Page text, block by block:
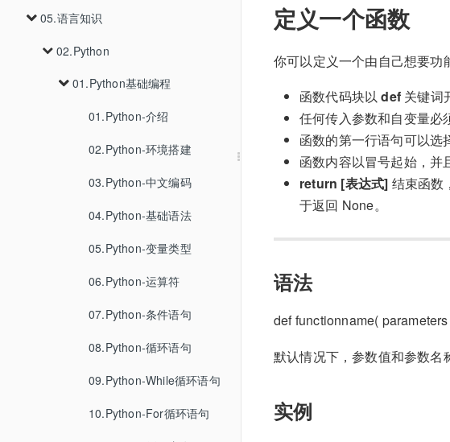
02.证书查询
03.WHOIS-IP反查查询
04.google查询
01.注入判断
02.数据库识别
03.Oracle
04.MySQL
05.PostgreSQL
06.SQLite
07.MSSQL
08.HQL
09.DB2
10.Cassandra
11.BigQuery
02.XSS注入
01.XSSInAngular
03.SSRF
01.PathScan
02.oss-put
04.内网渗透
02.kubernetes
02.容器逃逸的手法
03.k8s下的各种未授权
01.ApiServer
02.Etcd
03.Kubelet
03.k3s安装
04.Linux提权
CVE 2026 31431
01.MSF提权
05.渗透手法
01.某大学渗透测试
02.SpringBoot渗透
03.JS还原
06.免杀
01.fscan免杀
02.去特征
07.基线检查
02.Thinkphp6.0.12反序列化
04.CVE-2022-38352
01.privilege-escalation-1.6
03.Trojanpanel
04.cve
2023
01.CVE-2023-33246
02.CVE-2023-33979
01.基础审计
01.JAVA反序列化漏洞
02.ysoserial利用链
01.CC1-7
01.CC1
02.CC2
03.CC3
06.CC6
02.URLDNS
02.PHP
01.PHP代码审计基础知识
02.PHP代码审计
03.Go
01.GO-CMS代码审计
01.k3s
01.Traefik资源跨命名空间调用
05.语言知识
02.Python
01.Python基础编程
01.Python-介绍
02.Python-环境搭建
03.Python-中文编码
04.Python-基础语法
05.Python-变量类型
06.Python-运算符
07.Python-条件语句
08.Python-循环语句
09.Python-While循环语句
10.Python-For循环语句
定义一个函数
你可以定义一个由自己想要功
函数代码块以def 关键词
任何传入参数和自变量必
函数的第一行语句可以选
函数内容以冒号起始，并
return [表达式] 结束函数
于返回 None。
语法
def functionname(
默认情况下，参数值和参数名
实例